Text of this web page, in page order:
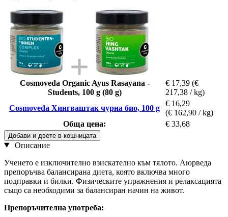
Cosmoveda Organic Ayus Rasayana -
Students, 100 g (80 g)
€ 17,39 (€
217,38 / kg)
Cosmoveda Хингваштак чурна био, 100 g
€ 16,29
(€ 162,90 / kg)
Обща цена:
€ 33,68
Добави и двете в кошницата
Описание
Ученето е изключително взискателно към тялото. Аюрведа
препоръчва балансирана диета, която включва много
подправки и билки. Физическите упражнения и релаксацията
също са необходими за балансиран начин на живот.
Препоръчителна употреба: